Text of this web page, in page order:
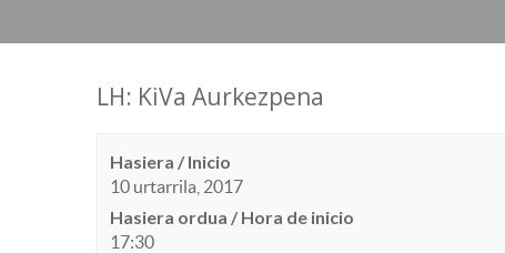
LH: KiVa Aurkezpena
Hasiera / Inicio
10 urtarrila, 2017
Hasiera ordua / Hora de inicio
17:30